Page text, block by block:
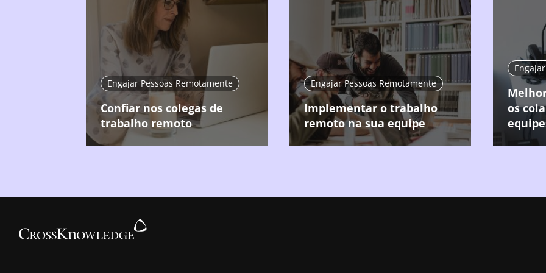
Engajar Pessoas Remotamente
Confiar nos colegas de
trabalho remoto
Engajar Pessoas Remotamente
Implementar o trabalho
remoto na sua equipe
os